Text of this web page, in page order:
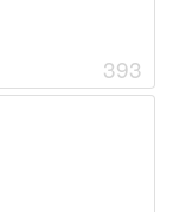
393